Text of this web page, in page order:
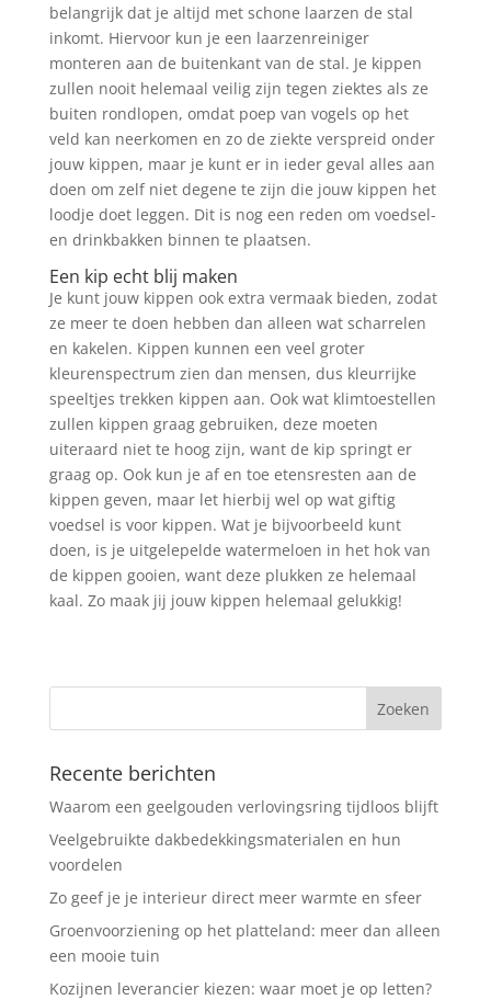
belangrijk dat je altijd met schone laarzen de stal
inkomt. Hiervoor kun je een laarzenreiniger
monteren aan de buitenkant van de stal. Je kippen
zullen nooit helemaal veilig zijn tegen ziektes als ze
buiten rondlopen, omdat poep van vogels op het
veld kan neerkomen en zo de ziekte verspreid onder
jouw kippen, maar je kunt er in ieder geval alles aan
doen om zelf niet degene te zijn die jouw kippen het
loodje doet leggen. Dit is nog een reden om voedsel-
en drinkbakken binnen te plaatsen.
Een kip echt blij maken
Je kunt jouw kippen ook extra vermaak bieden, zodat
ze meer te doen hebben dan alleen wat scharrelen
en kakelen. Kippen kunnen een veel groter
kleurenspectrum zien dan mensen, dus kleurrijke
speeltjes trekken kippen aan. Ook wat klimtoestellen
zullen kippen graag gebruiken, deze moeten
uiteraard niet te hoog zijn, want de kip springt er
graag op. Ook kun je af en toe etensresten aan de
kippen geven, maar let hierbij wel op wat giftig
voedsel is voor kippen. Wat je bijvoorbeeld kunt
doen, is je uitgelepelde watermeloen in het hok van
de kippen gooien, want deze plukken ze helemaal
kaal. Zo maak jij jouw kippen helemaal gelukkig!
Recente berichten
Waarom een geelgouden verlovingsring tijdloos blijft
Veelgebruikte dakbedekkingsmaterialen en hun
voordelen
Zo geef je je interieur direct meer warmte en sfeer
Groenvoorziening op het platteland: meer dan alleen
een mooie tuin
Kozijnen leverancier kiezen: waar moet je op letten?